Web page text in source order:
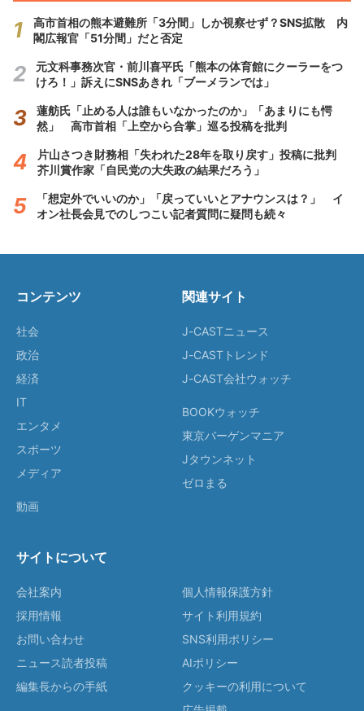
高市首相の熊本避難所「3分間」しか視察せず？SNS拡散 内
閣広報官「51分間」だと否定
元文科事務次官・前川喜平氏「熊本の体育館にクーラーをつ
けろ！」訴えにSNSあきれ「ブーメランでは」
蓮舫氏「止める人は誰もいなかったのか」「あまりにも愕
然」 高市首相「上空から合掌」巡る投稿を批判
片山さつき財務相「失われた28年を取り戻す」投稿に批判
芥川賞作家「自民党の大失政の結果だろう」
「想定外でいいのか」「戻っていいとアナウンスは？」 イ
オン社長会見でのしつこい記者質問に疑問も続々
コンテンツ
社会
政治
経済
IT
エンタメ
スポーツ
メディア
動画
関連サイト
J-CASTニュース
J-CASTトレンド
J-CAST会社ウォッチ
BOOKウォッチ
東京バーゲンマニア
Jタウンネット
ゼロまる
サイトについて
会社案内
採用情報
お問い合わせ
ニュース読者投稿
編集長からの手紙
個人情報保護方針
サイト利用規約
SNS利用ポリシー
AIポリシー
クッキーの利用について